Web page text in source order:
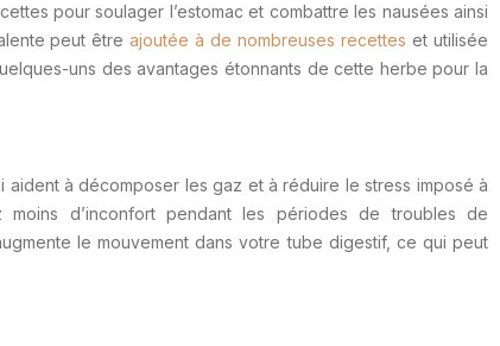
pour soulager l’estomac et combattre les nausées ainsi
peut êtreajoutée à de nombreuses recettes et utilisée
uns des avantages étonnants de cette herbe pour la
à décomposer les gaz et à réduire le stress imposé à
d’inconfort pendant les périodes de troubles de
le mouvement dans votre tube digestif, ce qui peut